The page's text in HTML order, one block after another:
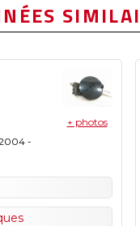
-
+ photos